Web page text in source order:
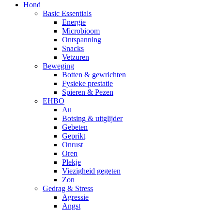
Hond
Basic Essentials
Energie
Microbioom
Ontspanning
Snacks
Vetzuren
Beweging
Botten & gewrichten
Fysieke prestatie
Spieren & Pezen
EHBO
Au
Botsing & uitglijder
Gebeten
Geprikt
Onrust
Oren
Plekje
Viezigheid gegeten
Zon
Gedrag & Stress
Agressie
Angst